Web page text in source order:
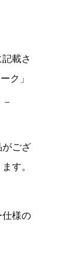
載さ
ク」
がござ
す。
仕様の